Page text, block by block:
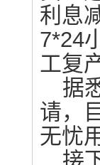
利息
7*24
工复
据
请，
无忧